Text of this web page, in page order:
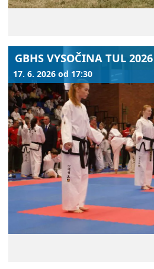
GBHS VYSOČINA TUL 2026
17. 6. 2026 od 17:30